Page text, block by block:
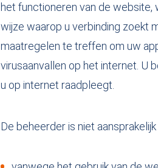
het functioneren van de website,
wijze waarop u verbinding zoekt
maatregelen te treffen om uw
virusaanvallen op het internet. U
u op internet raadpleegt.
De beheerder is niet